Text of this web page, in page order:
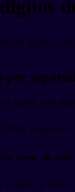
de inglés se
por
inglés, cada
5309, lo dices así:
three, oh,
cinco" ni